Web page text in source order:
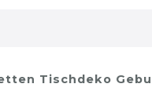
Tischdeko